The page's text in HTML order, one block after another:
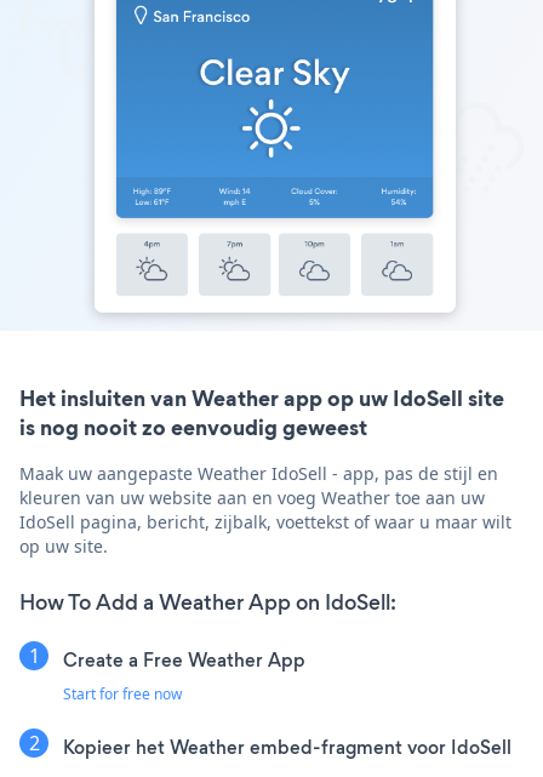
Het insluiten van Weather app op uw IdoSell site
is nog nooit zo eenvoudig geweest
Maak uw aangepaste Weather IdoSell - app, pas de stijl en
kleuren van uw website aan en voeg Weather toe aan uw
IdoSell pagina, bericht, zijbalk, voettekst of waar u maar wilt
op uw site.
How To Add a Weather App on IdoSell:
Create a Free Weather App
Start for free now
Kopieer het Weather embed-fragment voor IdoSell